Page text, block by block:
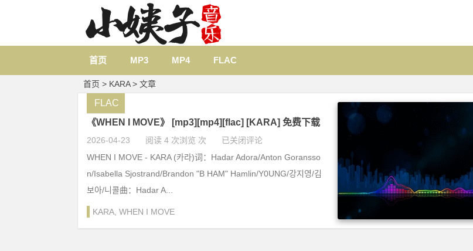
首页 MP3 MP4 FLAC
首页 > KARA > 文章
《WHEN I MOVE》 [mp3][mp4][flac] [KARA] 免费下载
2026-04-23 阅读 4 次浏览 次 已关闭评论
FLAC
WHEN I MOVE - KARA (카라)词：Hadar Adora/Anton Goransso
n/Isabella Sjostrand/Brandon "B HAM" Hamlin/Y0UNG/강지영/김
보아/니콜曲：Hadar A...
KARA WHEN I MOVE